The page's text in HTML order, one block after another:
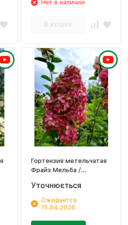
Нет в наличии
В кошик
Гортензия метельчатая
Фрайз Мельба /
'Fraise Melba'
Уточнюється
Ожидается
15.04.2026